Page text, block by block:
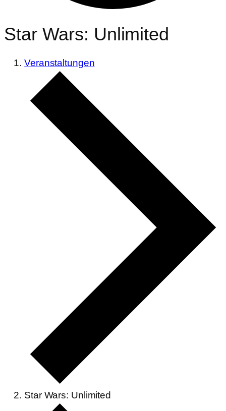
Star Wars: Unlimited
Veranstaltungen
Star Wars: Unlimited